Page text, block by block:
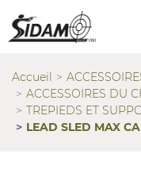
Accueil
ACCESSOIRES DU
TREPIEDS ET
LEAD SLED MAX